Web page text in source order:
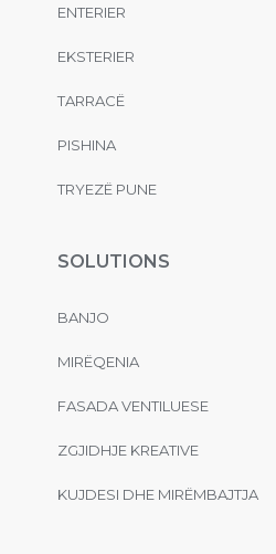
ENTERIER
EKSTERIER
TARRACË
PISHINA
TRYEZË PUNE
SOLUTIONS
BANJO
MIRËQENIA
FASADA VENTILUESE
ZGJIDHJE KREATIVE
KUJDESI DHE MIRËMBAJTJA